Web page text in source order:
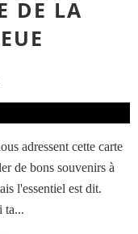
DE LA
adressent cette carte
de bons souvenirs à
l'essentiel est dit.
ta...